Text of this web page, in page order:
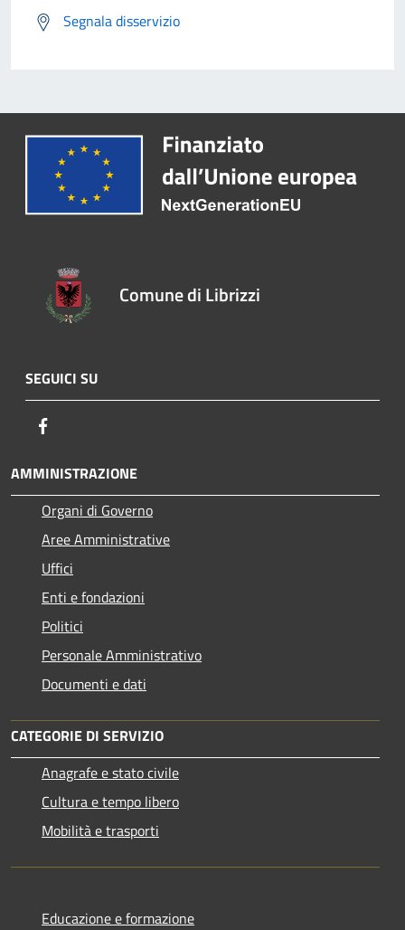
Segnala disservizio
Comune di Librizzi
SEGUICI SU
AMMINISTRAZIONE
Organi di Governo
Aree Amministrative
Uffici
Enti e fondazioni
Politici
Personale Amministrativo
Documenti e dati
CATEGORIE DI SERVIZIO
Anagrafe e stato civile
Cultura e tempo libero
Mobilità e trasporti
Educazione e formazione